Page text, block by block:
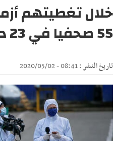
خلال تغطيتهم
55 صحفيا في 23 دولة
تاريخ النشر : 08:41 - 2020/05/02